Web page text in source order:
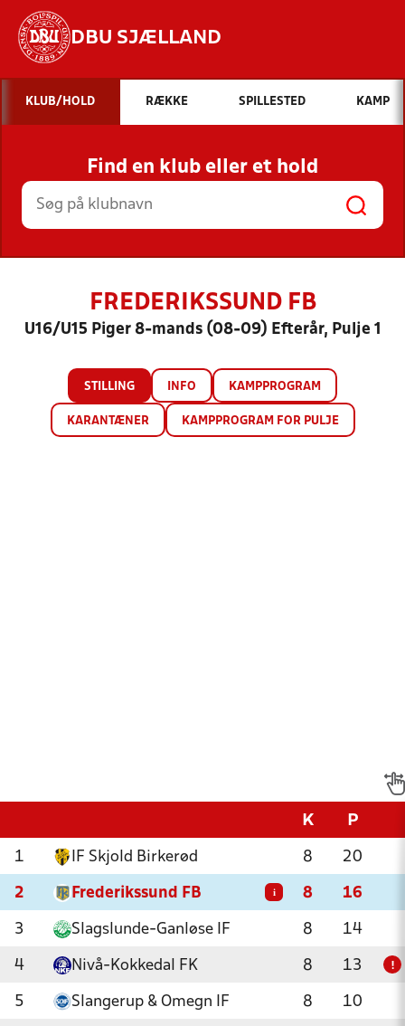
DBU SJÆLLAND
Hvad vil du søge efter?
INDHOLD OG NYHEDER
STILLINGER, RESULTATER, KLUBBER OG
HOLD
KLUB/HOLD RÆKKE SPILLESTED KAMP
Find en klub eller et hold
FREDERIKSSUND FB
U16/U15 Piger 8-mands (08-09) Efterår, Pulje 1
STILLING INFO KAMPPROGRAM
KARANTÆNER KAMPPROGRAM FOR PULJE
K P
1 IF Skjold Birkerød 8 20
2 Frederikssund FB i 8 16
3 Slagslunde-Ganløse IF 8 14
4 Nivå-Kokkedal FK 8 13 !
5 Slangerup & Omegn IF 8 10